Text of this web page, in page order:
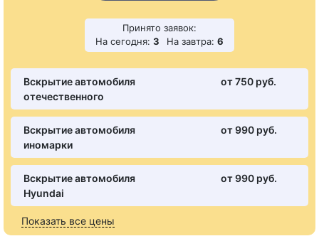
Принято заявок:
На сегодня: 3 На завтра: 6
Вскрытие автомобиля
отечественного
от 750 pуб.
Вскрытие автомобиля
иномарки
от 990 pуб.
Вскрытие автомобиля
Hyundai
от 990 pуб.
Показать все цены